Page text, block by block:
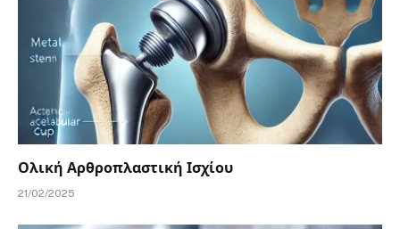
Ολική Αρθροπλαστική Ισχίου
21/02/2025